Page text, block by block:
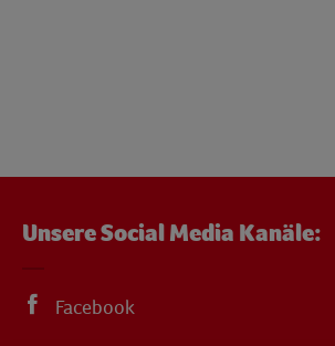
Unsere Social Media Kanäle:
Facebook